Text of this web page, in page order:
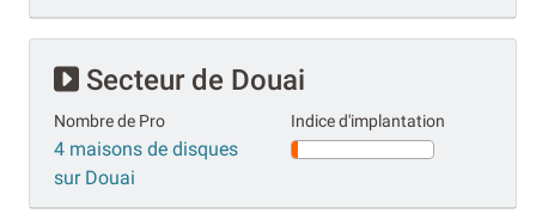
Secteur de Douai
Nombre de Pro
4 maisons de disques
sur Douai
Indice d'implantation